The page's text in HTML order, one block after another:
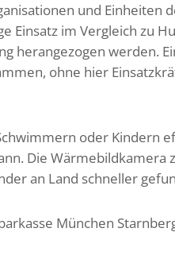
und Einheiten
Einsatz im Vergleich zu
herangezogen werden.
ohne hier
oder Kindern
Die Wärmebildkamera
an Land schneller
München